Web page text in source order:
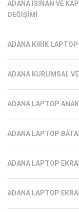
ADANA ISINAN VE
DEĞIŞIMI
ADANA KIRIK
ADANA KURUMSAL
ADANA LAPTOP
ADANA LAPTOP
ADANA LAPTOP
ADANA LAPTOP